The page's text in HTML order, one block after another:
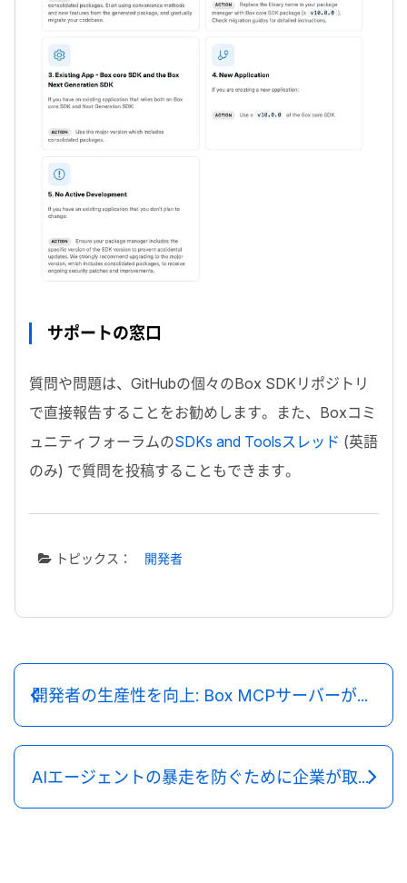
サポートの窓口
質問や問題は、 GitHubの個々のBox SDKリポジトリ
で直接報告することをお勧めします。また、 Boxコミ
ュニティフォーラムのSDKs and Toolsスレッド (英語
のみ) で質問を投稿することもできます。
トピックス： 開発者
開発者の生産性を向上: Box MCPサーバーがGitHub MCPレジストリで利用可能に
AIエージェントの暴走を防ぐために企業が取るべき3つの安全策